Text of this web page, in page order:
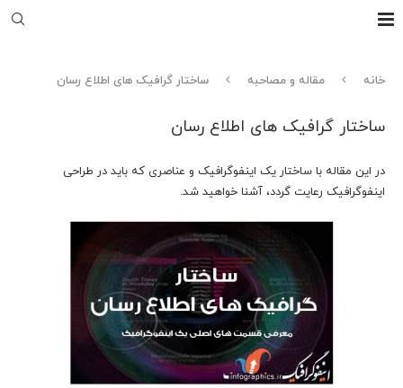
خانه مقاله و مصاحبه ساختار گرافیک های اطلاع رسان
ساختار گرافیک های اطلاع رسان
در این مقاله با ساختار یک اینفوگرافیک و عناصری که باید در طراحی
اینفوگرافیک رعایت گردد، آشنا خواهید شد.